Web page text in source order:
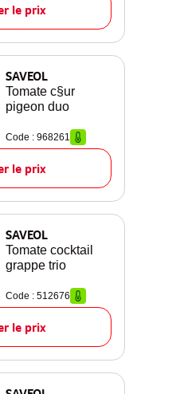
le prix
SAVEOL
Tomate c§ur
pigeon duo
Code : 968261
le prix
SAVEOL
Tomate cocktail
grappe trio
Code : 512676
le prix